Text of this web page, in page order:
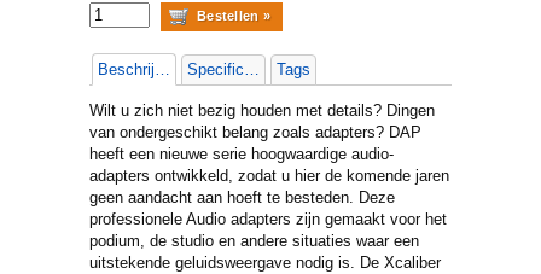
Beschrijving Specificaties Tags
Wilt u zich niet bezig houden met details? Dingen
van ondergeschikt belang zoals adapters? DAP
heeft een nieuwe serie hoogwaardige audio-
adapters ontwikkeld, zodat u hier de komende jaren
geen aandacht aan hoeft te besteden. Deze
professionele Audio adapters zijn gemaakt voor het
podium, de studio en andere situaties waar een
uitstekende geluidsweergave nodig is. De Xcaliber